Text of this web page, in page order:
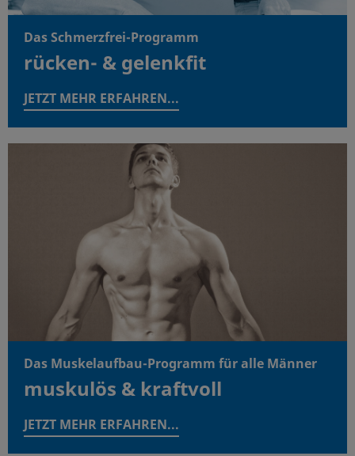
Das Schmerzfrei-Programm
rücken- & gelenkfit
JETZT MEHR ERFAHREN...
Das Muskelaufbau-Programm für alle Männer
muskulös & kraftvoll
JETZT MEHR ERFAHREN...